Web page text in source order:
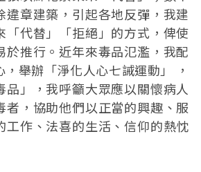
違章建築，引起各地反彈，我建
「代替」「拒絕」的方式，俾使
於推行。近年來毒品氾濫，我配
舉辦「淨化人心七誡運動」 ，
品」，我呼籲大眾應以關懷病人
者，協助他們以正當的興趣、服
工作、法喜的生活、信仰的熱忱